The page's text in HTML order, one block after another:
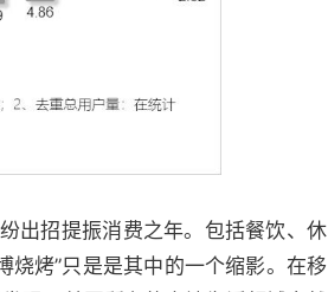
出招提振消费之年。包括餐饮、休
烧烤”只是是其中的一个缩影。在移